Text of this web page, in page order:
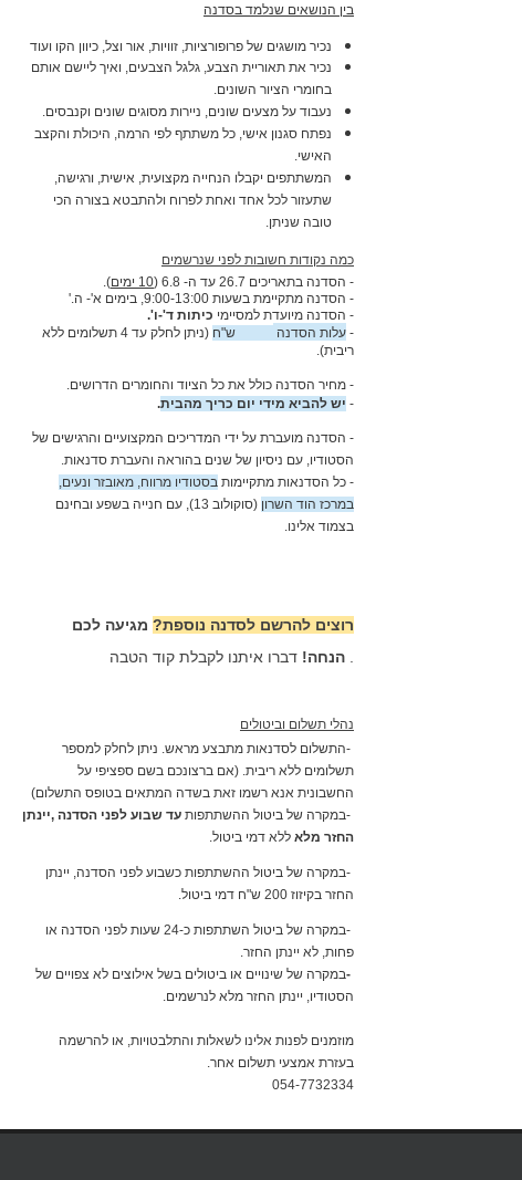
בין הנושאים שנלמד בסדנה
נכיר מושגים של פרופורציות, זוויות, אור וצל, כיוון הקו ועוד
נכיר את תאוריית הצבע, גלגל הצבעים, ואיך ליישם אותם
בחומרי הציור השונים.
נעבוד על מצעים שונים, ניירות מסוגים שונים וקנבסים.
נפתח סגנון אישי, כל משתתף לפי הרמה, היכולת והקצב
האישי.
המשתתפים יקבלו הנחייה מקצועית, אישית, ורגישה,
שתעזור לכל אחד ואחת לפרוח ולהתבטא בצורה הכי
טובה שניתן.
כמה נקודות חשובות לפני שנרשמים
- הסדנה בתאריכים 26.7 עד ה- 6.8 ( 10 ימים
).
- הסדנה מתקיימת בשעות 9:00-13:00, בימים א'- ה
'.
- הסדנה מיועדת למסיימי כיתות ד'-ו'.
- עלות הסדנה
(ניתן לחלק עד 4 תשלומים ללא
ריבית).
- מחיר הסדנה כולל את כל הציוד והחומרים הדרושים
- יש להביא מידי יום כריך מהבית.
- הסדנה מועברת על ידי המדריכים המקצועיים והרגישים של
הסטודיו, עם ניסיון של שנים בהוראה והעברת סדנאות
- כל הסדנאות מתקיימות בסטודיו מרווח, מאובזר ונעים,
במרכז הוד השרון
(סוקולוב 13), עם חנייה בשפע ובחינם
בצמוד אלינו.
רוצים להרשם לסדנה נוספת? מגיעה לכם
הנחה!
נהלי תשלום וביטולים
-התשלום לסדנאות מתבצע מראש. ניתן לחלק למספר
תשלומים ללא ריבית. (אם ברצונכם בשם ספציפי על
החשבונית אנא רשמו זאת בשדה המתאים בטופס התשלום)
-במקרה של ביטול ההשתתפות עד שבוע לפני הסדנה ,יינתן
החזר מלא ללא דמי ביטול.
-במקרה של ביטול ההשתתפות כשבוע לפני הסדנה, יינתן
החזר בקיזוז 200 ש"ח דמי ביטול
.
-במקרה של ביטול השתתפות
כ-24 שעות לפני הסדנה או
פחות, לא יינתן החזר.
-במקרה של שינויים או ביטולים בשל אילוצים לא צפויים של
הסטודיו, יינתן החזר מלא לנרשמים.
מוזמנים לפנות אלינו לשאלות והתלבטויות, או להרשמה
בעזרת אמצעי תשלום אחר.
054-7732334